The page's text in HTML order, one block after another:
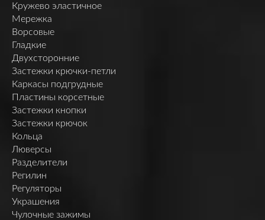
Кружево эластичное
Мережка
Ворсовые
Гладкие
Двухсторонние
Застежки крючки-петли
Каркасы подгрудные
Пластины корсетные
Застежки кнопки
Застежки крючок
Кольца
Люверсы
Разделители
Регилин
Регуляторы
Украшения
Чулочные зажимы